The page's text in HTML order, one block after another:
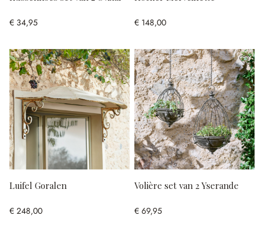
€ 34,95 € 148,00
Luifel Goralen
€ 248,00
Volière set van 2 Yserande
€ 69,95